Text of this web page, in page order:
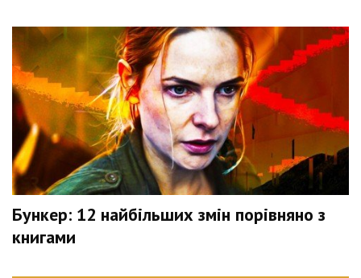
Бункер: 12 найбільших змін порівняно з
книгами